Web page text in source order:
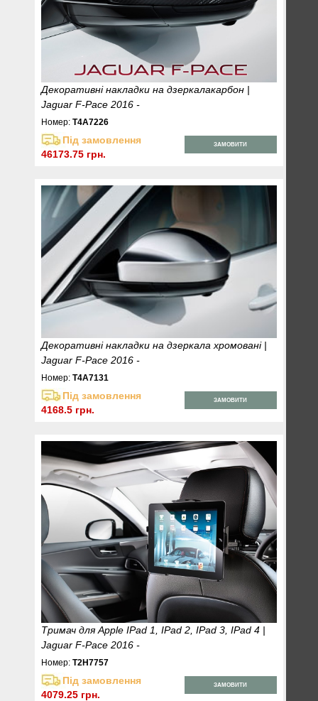
Декоративні накладки на дзеркалакарбон |
Jaguar F-Pace 2016 -
Номер:T4A7226
Під замовлення
46173.75 грн.
ЗАМОВИТИ
Декоративні накладки на дзеркала хромовані |
Jaguar F-Pace 2016 -
Номер:T4A7131
Під замовлення
4168.5 грн.
ЗАМОВИТИ
Тримач для Apple IPad 1, IPad 2, IPad 3, IPad 4 |
Jaguar F-Pace 2016 -
Номер:T2H7757
Під замовлення
4079.25 грн.
ЗАМОВИТИ